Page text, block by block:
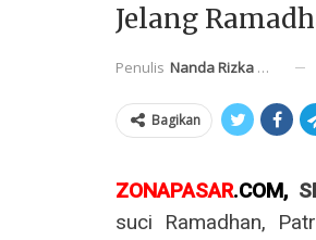
Jelang
Penulis Nanda Rizka Mahendra
Bagikan
ZONAPASAR.COM,
suci Ramadhan,